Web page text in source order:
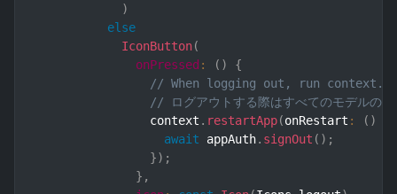
)
else
IconButton(
onPressed : ( )
{
// When logging out, run
// ログアウトする際はすべてのモデルの
                context
. restartApp(onRestart : ( )
await appAuth. signOut ( ) ;
}) ;
} ,